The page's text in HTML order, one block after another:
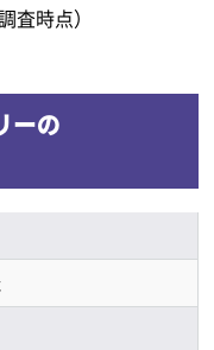
時点）
ーの